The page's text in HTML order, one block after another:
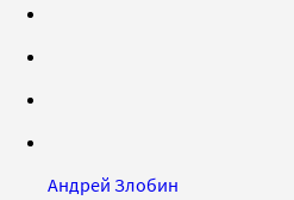
Андрей Злобин